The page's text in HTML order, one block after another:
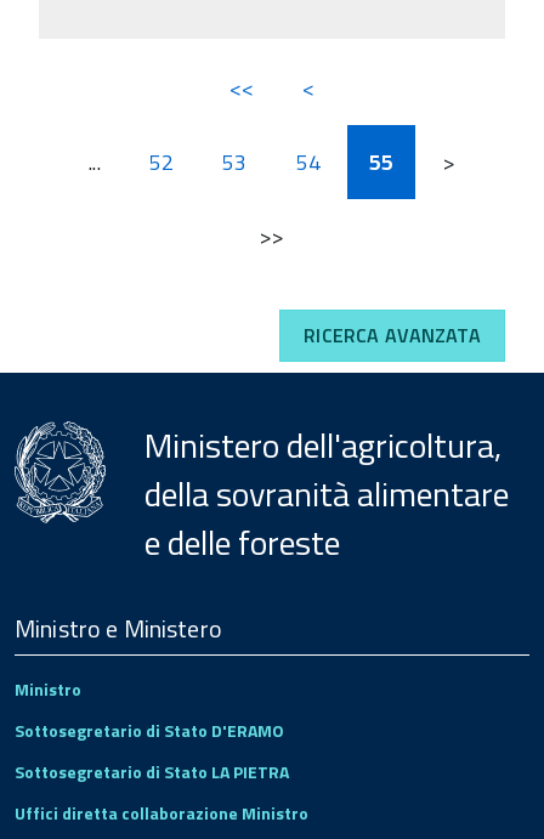
<< <
... 52 53 54 55 >
>>
RICERCA AVANZATA
Ministero dell'agricoltura,
della sovranità alimentare
e delle foreste
Footer
Ministro e Ministero
Ministro
Sottosegretario di Stato D'ERAMO
Sottosegretario di Stato LA PIETRA
Uffici diretta collaborazione Ministro